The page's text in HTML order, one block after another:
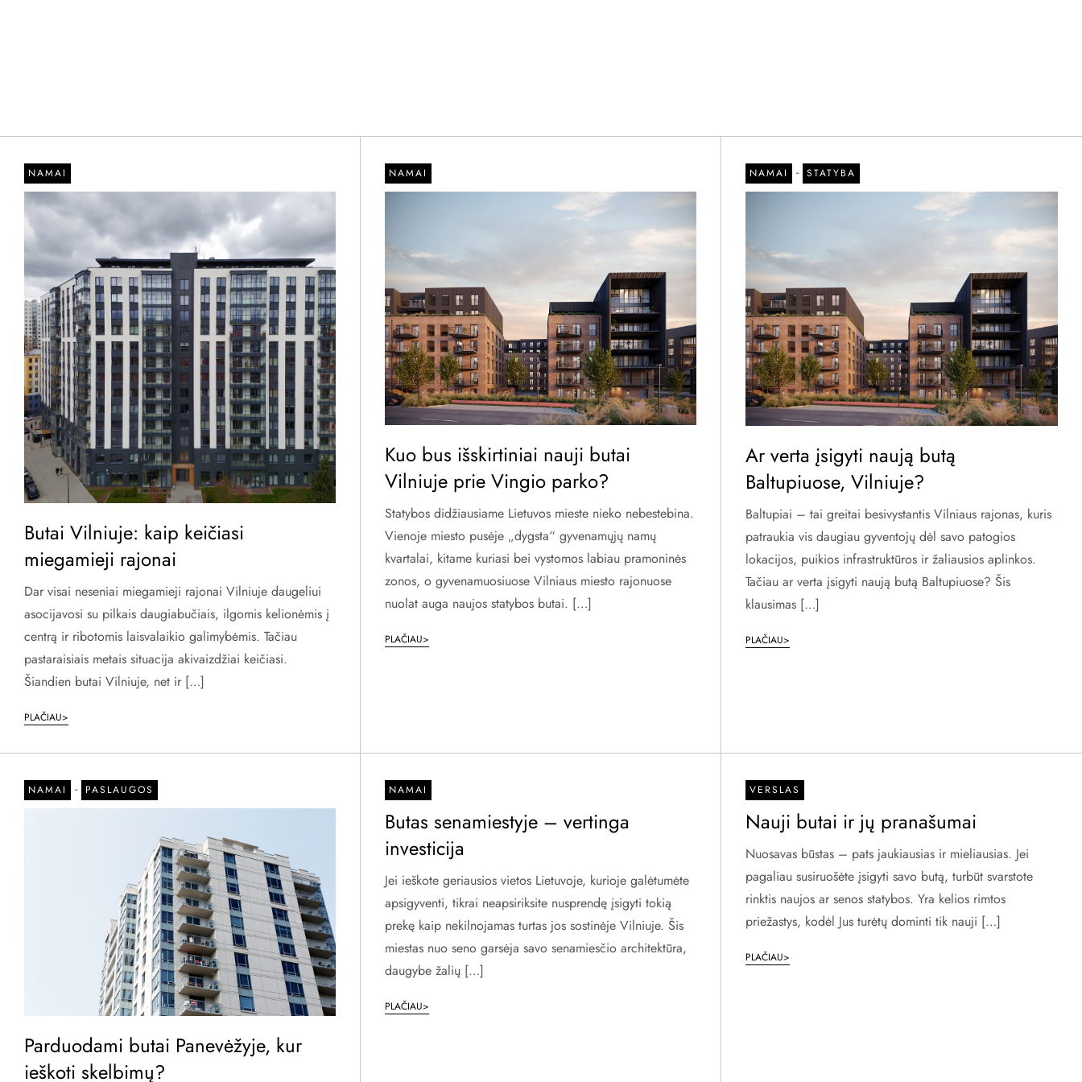
NAMAI
Butai Vilniuje: kaip keičiasi
miegamieji rajonai
Dar visai neseniai miegamieji rajonai Vilniuje daugeliui
asocijavosi su pilkais daugiabučiais, ilgomis kelionėmis į
centrą ir ribotomis laisvalaikio galimybėmis. Tačiau
pastaraisiais metais situacija akivaizdžiai keičiasi.
Šiandien butai Vilniuje, net ir […]
PLAČIAU>
NAMAI
Kuo bus išskirtiniai nauji butai
Vilniuje prie Vingio parko?
Statybos didžiausiame Lietuvos mieste nieko nebestebina.
Vienoje miesto pusėje „dygsta“ gyvenamųjų namų
kvartalai, kitame kuriasi bei vystomos labiau pramoninės
zonos, o gyvenamuosiuose Vilniaus miesto rajonuose
nuolat auga naujos statybos butai. […]
PLAČIAU>
NAMAI - STATYBA
Ar verta įsigyti naują butą
Baltupiuose, Vilniuje?
Baltupiai – tai greitai besivystantis Vilniaus rajonas, kuris
patraukia vis daugiau gyventojų dėl savo patogios
lokacijos, puikios infrastruktūros ir žaliausios aplinkos.
Tačiau ar verta įsigyti naują butą Baltupiuose? Šis
klausimas […]
PLAČIAU>
NAMAI - PASLAUGOS
Parduodami butai Panevėžyje, kur
ieškoti skelbimų?
NAMAI
Butas senamiestyje – vertinga
investicija
Jei ieškote geriausios vietos Lietuvoje, kurioje galėtumėte
apsigyventi, tikrai neapsiriksite nusprendę įsigyti tokią
prekę kaip nekilnojamas turtas jos sostinėje Vilniuje. Šis
miestas nuo seno garsėja savo senamiesčio architektūra,
daugybe žalių […]
PLAČIAU>
VERSLAS
Nauji butai ir jų pranašumai
Nuosavas būstas – pats jaukiausias ir mieliausias. Jei
pagaliau susiruošėte įsigyti savo butą, turbūt svarstote
rinktis naujos ar senos statybos. Yra kelios rimtos
priežastys, kodėl Jus turėtų dominti tik nauji […]
PLAČIAU>